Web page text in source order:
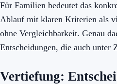
Für Familien bedeutet das
Ablauf mit klaren Kriterien als
ohne Vergleichbarkeit. Genau
Entscheidungen, die auch unter
Vertiefung: